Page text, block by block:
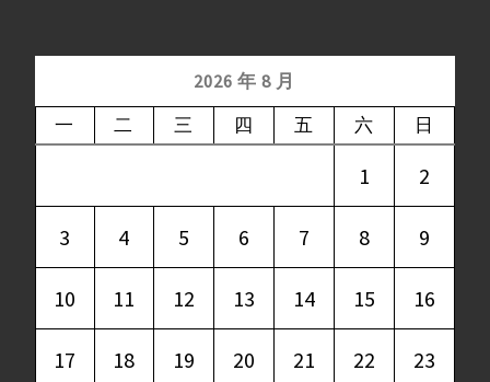
2026 年 8 月
一 二 三 四 五 六 日
1 2
3 4 5 6 7 8 9
10 11 12 13 14 15 16
17 18 19 20 21 22 23